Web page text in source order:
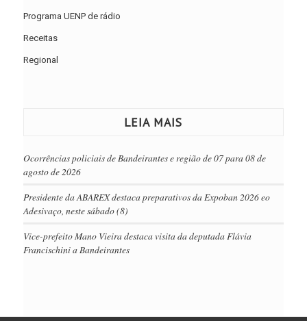
Programa UENP de rádio
Receitas
Regional
LEIA MAIS
Ocorrências policiais de Bandeirantes e região de 07 para 08 de
agosto de 2026
Presidente da ABAREX destaca preparativos da Expoban 2026 eo
Adesivaço, neste sábado (8)
Vice-prefeito Mano Vieira destaca visita da deputada Flávia
Francischini a Bandeirantes